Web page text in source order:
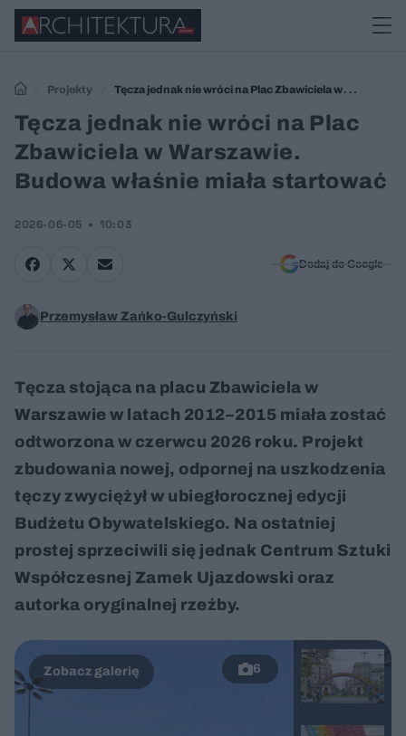
Projekty
Tęcza jednak nie wróci na Plac Zbawiciela w
Warszawie. Budowa właśnie miała startować
Tęcza jednak nie wróci na Plac
Zbawiciela w Warszawie.
Budowa właśnie miała startować
2026-06-05 10:03
Dodaj do Google
Przemysław Zańko-Gulczyński
Tęcza stojąca na placu Zbawiciela w
Warszawie w latach 2012–2015 miała zostać
odtworzona w czerwcu 2026 roku. Projekt
zbudowania nowej, odpornej na uszkodzenia
tęczy zwyciężył w ubiegłorocznej edycji
Budżetu Obywatelskiego. Na ostatniej
prostej sprzeciwili się jednak Centrum Sztuki
Współczesnej Zamek Ujazdowski oraz
autorka oryginalnej rzeźby.
6